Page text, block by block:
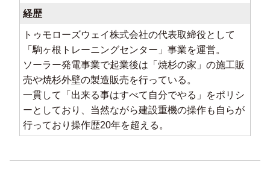
経歴
トゥモローズウェイ株式会社の代表取締役として
「駒ヶ根トレーニングセンター」事業を運営。
ソーラー発電事業で起業後は「焼杉の家」の施工販
売や焼杉外壁の製造販売を行っている。
一貫して「出来る事はすべて自分でやる」をポリシ
ーとしており、当然ながら建設重機の操作も自らが
行っており操作歴20年を超える。